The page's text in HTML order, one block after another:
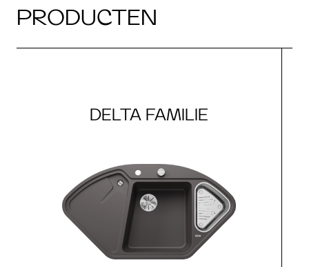
PRODUCTEN
DELTA FAMILIE